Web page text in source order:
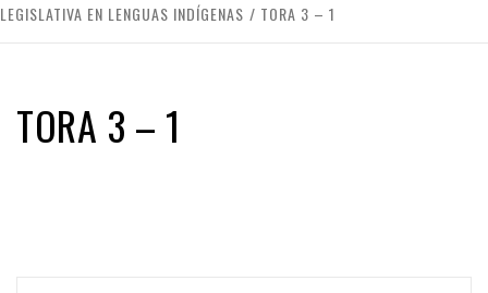
LEGISLATIVA EN LENGUAS INDÍGENAS
TORA 3 – 1
TORA 3 – 1